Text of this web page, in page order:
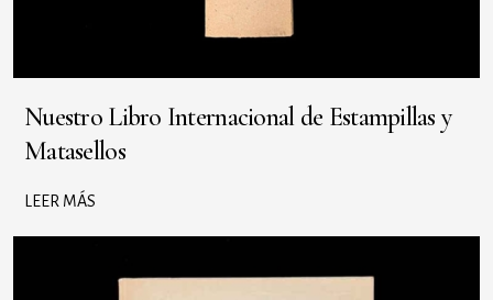
Nuestro Libro Internacional de Estampillas y
Matasellos
LEER MÁS